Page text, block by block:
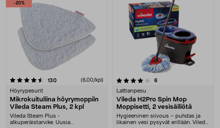
-20%
130arvostelut (6,00/kpl)
Höyrypesurit
Mikrokuituliina höyrymoppiin
Vileda Steam Plus, 2 kpl
Vileda Steam Plus -
alkuperäistarvike. Uusia
4.0 viidestä tähdestä 6
Lattianpesu
Vileda H2Pro Spin Mop
Moppisetti, 2 vesisäiliötä
Hygieeninen siivous – puhdas ja
likainen vesi pysyvät erillään. Vileda